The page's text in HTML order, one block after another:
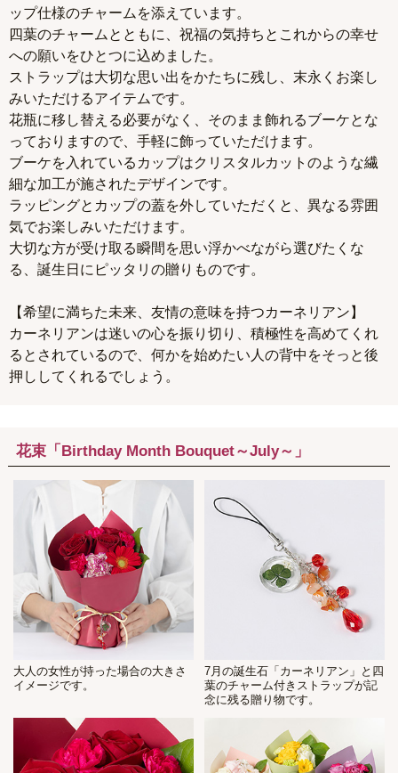
ップ仕様のチャームを添えています。
四葉のチャームとともに、祝福の気持ちとこれからの幸せ
への願いをひとつに込めました。
ストラップは大切な思い出をかたちに残し、末永くお楽し
みいただけるアイテムです。
花瓶に移し替える必要がなく、そのまま飾れるブーケとな
っておりますので、手軽に飾っていただけます。
ブーケを入れているカップはクリスタルカットのような繊
細な加工が施されたデザインです。
ラッピングとカップの蓋を外していただくと、異なる雰囲
気でお楽しみいただけます。
大切な方が受け取る瞬間を思い浮かべながら選びたくな
る、誕生日にピッタリの贈りものです。
【希望に満ちた未来、友情の意味を持つカーネリアン】
カーネリアンは迷いの心を振り切り、積極性を高めてくれ
るとされているので、何かを始めたい人の背中をそっと後
押ししてくれるでしょう。
花束「Birthday Month Bouquet～July～」
大人の女性が持った場合の大きさ
イメージです。
7月の誕生石「カーネリアン」と四
葉のチャーム付きストラップが記
念に残る贈り物です。